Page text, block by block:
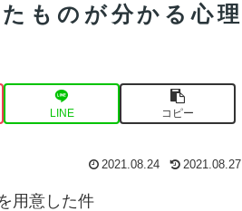
ものが分かる心理
LINE コピー
2021.08.24 2021.08.27
用意した件